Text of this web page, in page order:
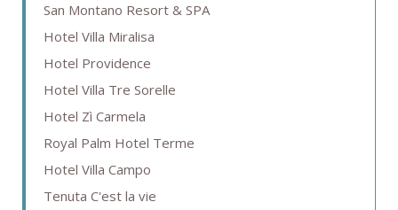
San Montano Resort & SPA
Hotel Villa Miralisa
Hotel Providence
Hotel Villa Tre Sorelle
Hotel Zì Carmela
Royal Palm Hotel Terme
Hotel Villa Campo
Tenuta C'est la vie